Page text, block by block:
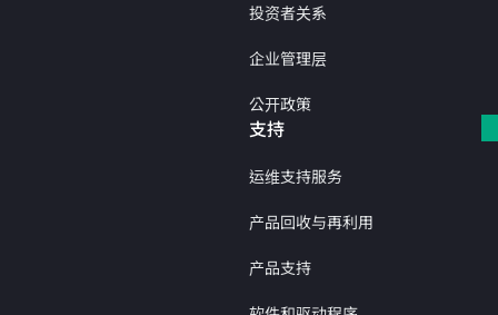
投资者关系
企业管理层
公开政策
支持
运维支持服务
产品回收与再利用
产品支持